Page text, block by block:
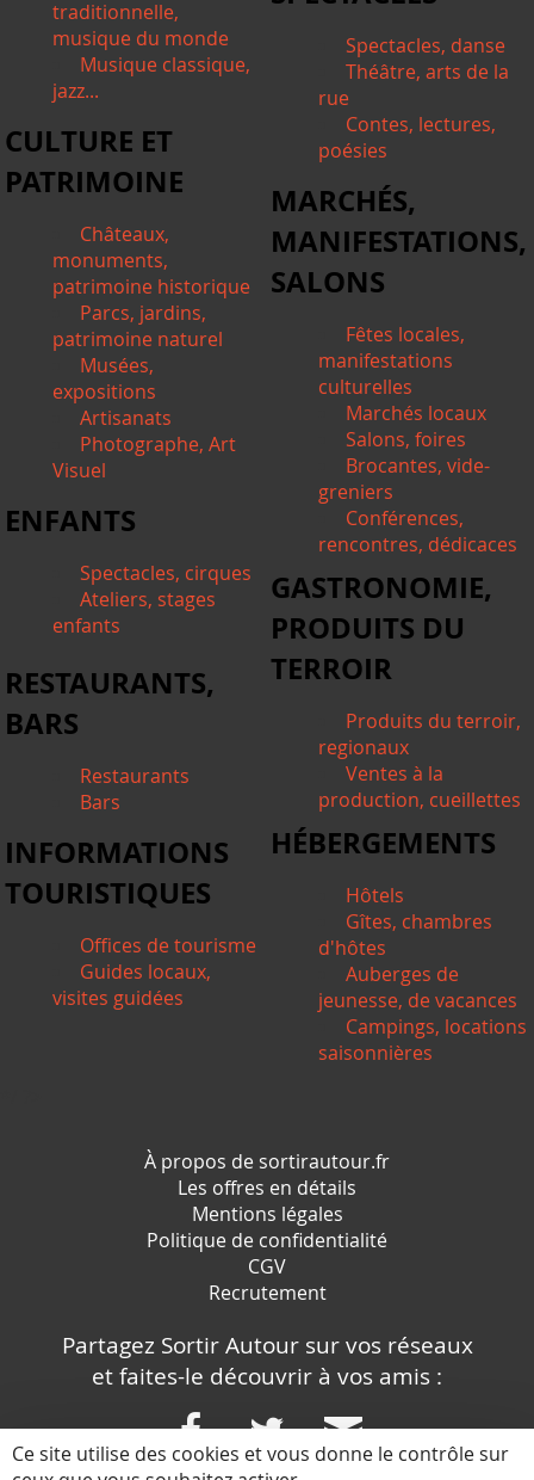
traditionnelle,
musique du monde
Musique classique,
jazz...
Spectacles, danse
Théâtre, arts de la
rue
Contes, lectures,
poésies
CULTURE ET
PATRIMOINE
Châteaux,
monuments,
patrimoine historique
Parcs, jardins,
patrimoine naturel
Musées,
expositions
Artisanats
Photographe, Art
Visuel
MARCHÉS,
MANIFESTATIONS,
SALONS
Fêtes locales,
manifestations
culturelles
Marchés locaux
Salons, foires
Brocantes, vide-
greniers
Conférences,
rencontres, dédicaces
ENFANTS
Spectacles, cirques
Ateliers, stages
enfants
GASTRONOMIE,
PRODUITS DU
TERROIR
Produits du terroir,
regionaux
Ventes à la
production, cueillettes
RESTAURANTS,
BARS
Restaurants
Bars
HÉBERGEMENTS
Hôtels
Gîtes, chambres
d'hôtes
Auberges de
jeunesse, de vacances
Campings, locations
saisonnières
INFORMATIONS
TOURISTIQUES
Offices de tourisme
Guides locaux,
visites guidées
À propos de sortirautour.fr
Les offres en détails
Mentions légales
Politique de confidentialité
CGV
Recrutement
Partagez Sortir Autour sur vos réseaux
et faites-le découvrir à vos amis :
Ce site utilise des cookies et vous donne le contrôle sur